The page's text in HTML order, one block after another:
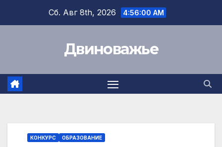
Сб. Авг 8th, 2026 4:56:00 AM
Двиноважье
КОНКУРС ОБРАЗОВАНИЕ